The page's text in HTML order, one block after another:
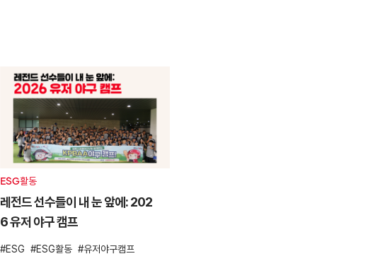
ESG활동
레전드 선수들이 내 눈 앞에: 202
6 유저 야구 캠프
ESG ESG활동
유저야구캠프